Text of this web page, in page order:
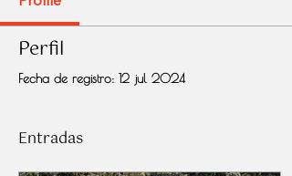
Perfil
Fecha de registro: 12 jul 2024
Entradas